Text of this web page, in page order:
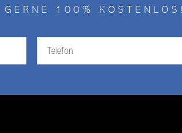
100% KOSTENLOS!